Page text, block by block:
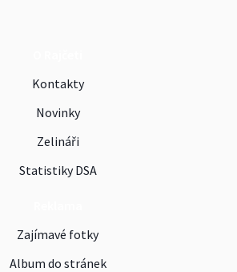
Kontakty
Novinky
Zelináři
Statistiky DSA
Zajímavé fotky
Album do stránek